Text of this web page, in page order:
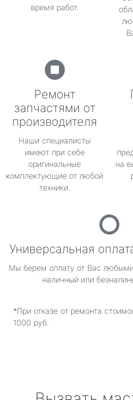
время работ.
Ремонт
запчастями от
производителя
Наши специалисты
имеют при себе
оригинальные
комплектующие от любой
техники.
на
Универсальная
Мы берем оплату от Вас
наличный или
*При отказе от ремонта
1000 руб.